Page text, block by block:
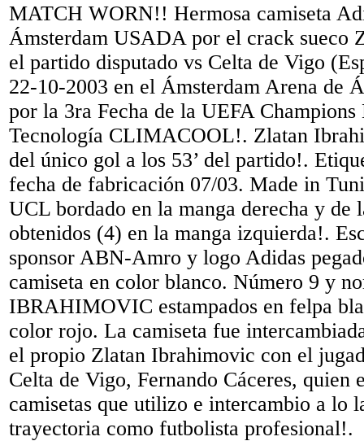
MATCH WORN!! Hermosa camiseta
Ámsterdam USADA por el crack sueco
el partido disputado vs Celta de Vigo
22-10-2003 en el Ámsterdam Arena de
por la 3ra Fecha de la UEFA
Tecnología CLIMACOOL!. Zlatan
del único gol a los 53’ del partido!.
fecha de fabricación 07/03. Made in
UCL bordado en la manga derecha y de
obtenidos (4) en la manga izquierda!.
sponsor ABN-Amro y logo Adidas
camiseta en color blanco. Número 9 y
IBRAHIMOVIC estampados en felpa
color rojo. La camiseta fue
el propio Zlatan Ibrahimovic con el
Celta de Vigo, Fernando Cáceres, quien
camisetas que utilizo e intercambio a lo
trayectoria como futbolista profesional!.